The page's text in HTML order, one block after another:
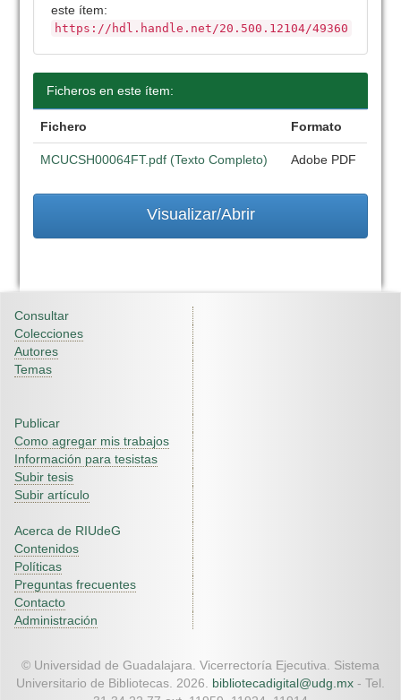
este ítem:
https://hdl.handle.net/20.500.12104/49360
Ficheros en este ítem:
Fichero Formato
MCUCSH00064FT.pdf (Texto Completo) Adobe PDF
Visualizar/Abrir
Consultar
Colecciones
Autores
Temas
Publicar
Como agregar mis trabajos
Información para tesistas
Subir tesis
Subir artículo
Acerca de RIUdeG
Contenidos
Políticas
Preguntas frecuentes
Contacto
Administración
© Universidad de Guadalajara. Vicerrectoría Ejecutiva. Sistema
Universitario de Bibliotecas. 2026. bibliotecadigital@udg.mx - Tel.